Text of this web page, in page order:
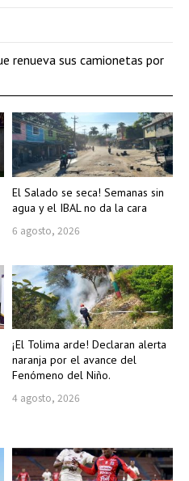
El Salado se seca! Semanas sin
agua y el IBAL no da la cara
6 agosto, 2026
¡El Tolima arde! Declaran alerta
naranja por el avance del
Fenómeno del Niño.
4 agosto, 2026
renueva sus camionetas por